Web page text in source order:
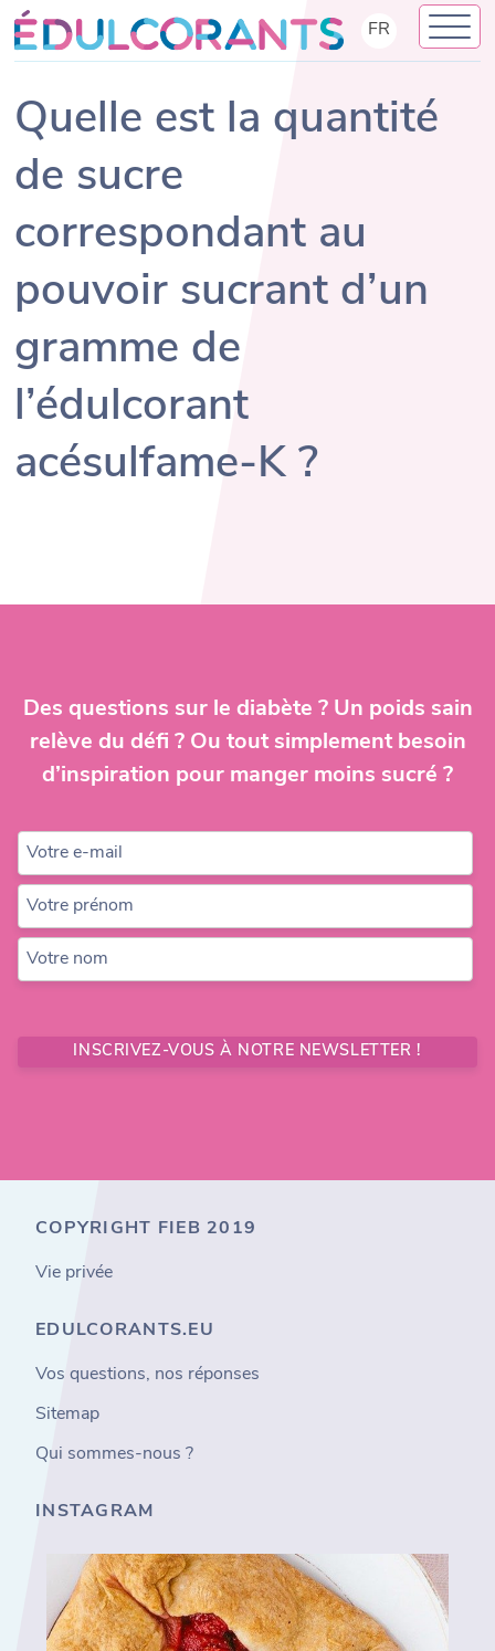
Skip
to
content
FR
Quelle est la quantité
de sucre
correspondant au
pouvoir sucrant d’un
gramme de
l’édulcorant
acésulfame-K ?
Des questions sur le diabète ? Un poids sain
relève du défi ? Ou tout simplement besoin
d’inspiration pour manger moins sucré ?
Votre e-mail
Votre prénom
Votre nom
INSCRIVEZ-VOUS À NOTRE NEWSLETTER !
COPYRIGHT FIEB 2019
Vie privée
EDULCORANTS.EU
Vos questions, nos réponses
Sitemap
Qui sommes-nous ?
INSTAGRAM